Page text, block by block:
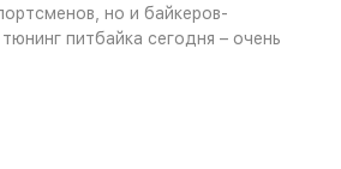
но и байкеров-
питбайка сегодня – очень